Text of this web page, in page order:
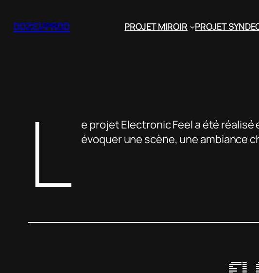
auddzevprod PROJET MIROIR PROJET
L
e projet Electronic Feel a été réalisé
évoquer une scène, une ambiance